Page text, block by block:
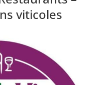
viticoles